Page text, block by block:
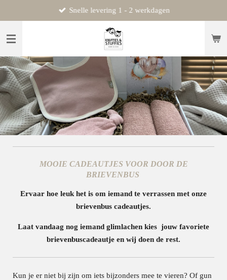
direct
naar
hoofdinhoud
Snelle levering 1 - 2 werkdagen
MOOIE CADEAUTJES VOOR DOOR DE
BRIEVENBUS
Ervaar hoe leuk het is om iemand te verrassen met onze
brievenbus cadeautjes.
Laat vandaag nog iemand glimlachen kies jouw favoriete
brievenbuscadeautje en wij doen de rest.
Kun je er niet bij zijn om iets bijzonders mee te vieren? Of gun